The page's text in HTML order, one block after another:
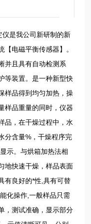
是我公司新研制的新
电磁平衡传感器】。
并且具有自动检测系
等装置。是一种新型快
样品得到均匀加热，操
样品重量的同时，仪器
品，在干燥过程中，水
分含量%，干燥程序完
示。与烘箱加热法相
地快速干燥，样品表面
有良好的*性,具有可替
化操作,一般样品只需
，测试准确，显示部分